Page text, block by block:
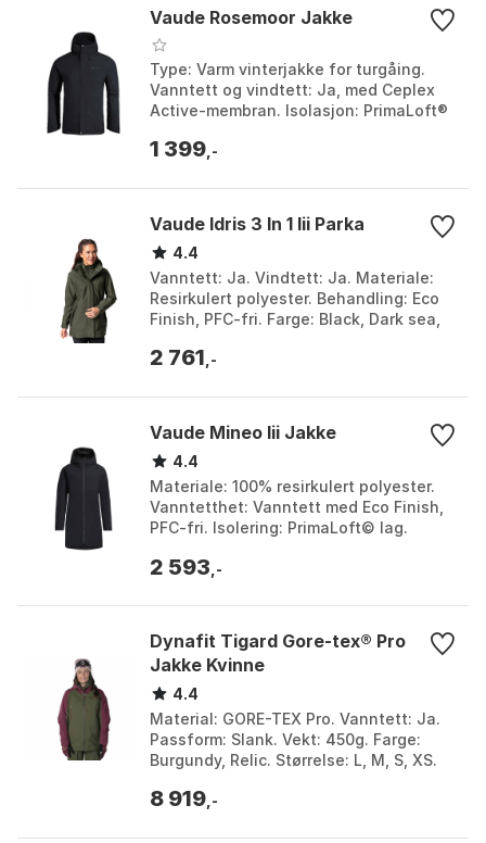
Vaude Rosemoor Jakke
Type: Varm vinterjakke for turgåing.
Vanntett og vindtett: Ja, med Ceplex
Active-membran. Isolasjon: PrimaLoft®
Klimanøyt...
1 399 ,-
Vaude Idris 3 In 1 Iii Parka
4.4
Vanntett: Ja. Vindtett: Ja. Materiale:
Resirkulert polyester. Behandling: Eco
Finish, PFC-fri. Farge: Black, Dark sea,
44,...
2 761 ,-
Vaude Mineo Iii Jakke
4.4
Materiale: 100% resirkulert polyester.
Vanntetthet: Vanntett med Eco Finish,
PFC-fri. Isolering: PrimaLoft© lag.
sykkelvennlig. Farge...
2 593 ,-
Dynafit Tigard Gore-tex® Pro
Jakke Kvinne
4.4
Material: GORE-TEX Pro. Vanntett: Ja.
Passform: Slank. Vekt: 450g. Farge:
Burgundy, Relic. Størrelse: L, M, S, XS.
8 919 ,-